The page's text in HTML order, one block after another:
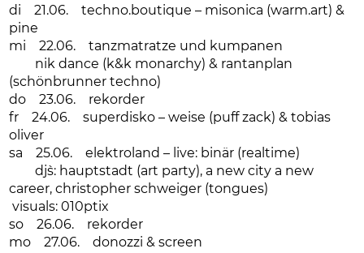
di 21.06. techno.boutique – misonica (warm.art) &
pine
mi 22.06. tanzmatratze und kumpanen
nik dance (k&k monarchy) & rantanplan
(schönbrunner techno)
do 23.06. rekorder
fr 24.06. superdisko – weise (puff zack) & tobias
oliver
sa 25.06. elektroland – live: binär (realtime)
dj`s: hauptstadt (art party), a new city a new
career, christopher schweiger (tongues)
visuals: 010ptix
so 26.06. rekorder
mo 27.06. donozzi & screen